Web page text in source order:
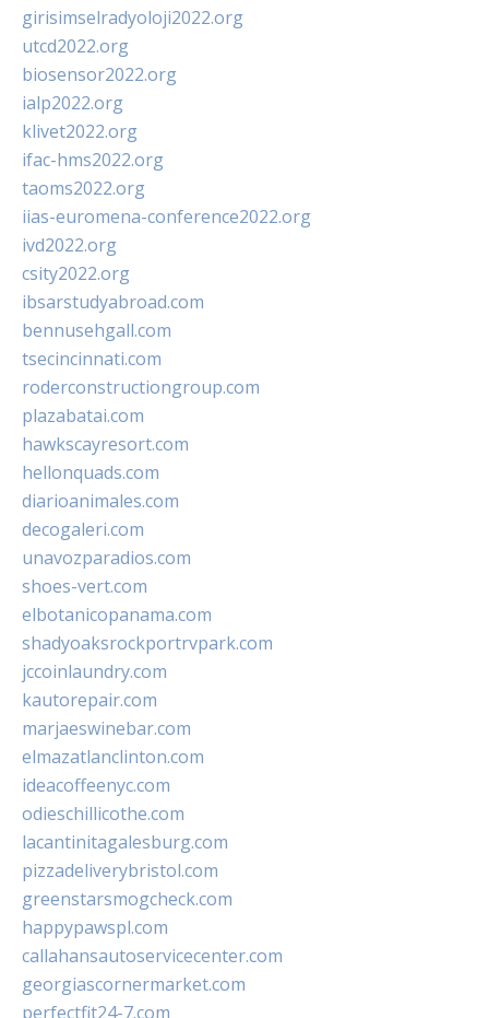
girisimselradyoloji2022.org
utcd2022.org
biosensor2022.org
ialp2022.org
klivet2022.org
ifac-hms2022.org
taoms2022.org
iias-euromena-conference2022.org
ivd2022.org
csity2022.org
ibsarstudyabroad.com
bennusehgall.com
tsecincinnati.com
roderconstructiongroup.com
plazabatai.com
hawkscayresort.com
hellonquads.com
diarioanimales.com
decogaleri.com
unavozparadios.com
shoes-vert.com
elbotanicopanama.com
shadyoaksrockportrvpark.com
jccoinlaundry.com
kautorepair.com
marjaeswinebar.com
elmazatlanclinton.com
ideacoffeenyc.com
odieschillicothe.com
lacantinitagalesburg.com
pizzadeliverybristol.com
greenstarsmogcheck.com
happypawspl.com
callahansautoservicecenter.com
georgiascornermarket.com
perfectfit24-7.com